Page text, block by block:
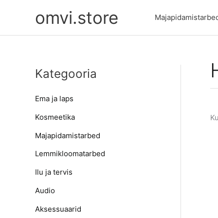
omvi.store
Kategooria
Ema ja laps
Kosmeetika
Majapidamistarbed
Lemmikloomatarbed
Ilu ja tervis
Audio
Aksessuaarid